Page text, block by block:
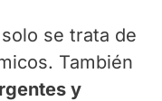
se trata de
También
y